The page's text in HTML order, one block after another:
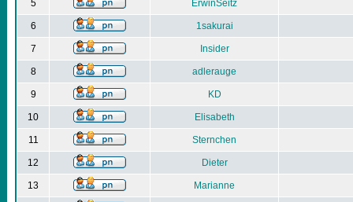
5 ErwinSeitz
6 1sakurai
7 Insider
8 adlerauge
9 KD
10 Elisabeth
11 Sternchen
12 Dieter
13 Marianne